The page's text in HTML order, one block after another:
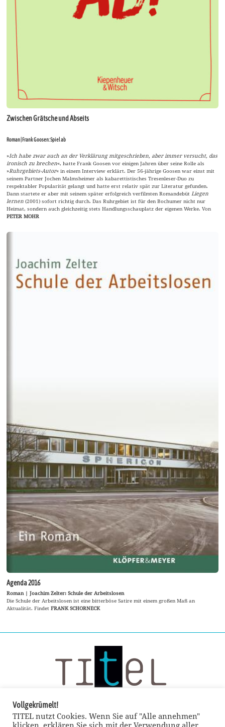
Zwischen Grätsche und Abseits
Roman | Frank Goosen: Spiel ab
»Ich habe zwar auch an der Verklärung mitgeschrieben, aber immer versucht, das
ironisch zu brechen«, hatte Frank Goosen vor einigen Jahren über seine Rolle als
»Ruhrgebiets-Autor« in einem Interview erklärt. Der 56-jährige Goosen war einst mit
seinem Partner Jochen Malmsheimer als kabarettistisches Tresenleser-Duo zu
respektabler Popularität gelangt und hatte erst relativ spät zur Literatur gefunden.
Dann startete er aber mit seinem später erfolgreich verfilmten RomandebütLiegen
lernen (2001) sofort richtig durch. Das Ruhrgebiet ist für den Bochumer nicht nur
Heimat, sondern auch gleichzeitig stets Handlungsschauplatz der eigenen Werke. Von
PETER MOHR
Agenda 2016
Roman | Joachim Zelter: Schule der Arbeitslosen
Die Schule der Arbeitslosen ist eine bitterböse Satire mit einem großen Maß an
Aktualität. FindetFRANK SCHORNECK
Vollgekrümelt!
TITEL nutzt Cookies. Wenn Sie auf "Alle annehmen"
klicken, erklären Sie sich mit der Verwendung aller